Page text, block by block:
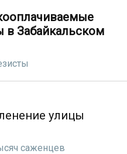
Забайкальском
улицы
саженцев